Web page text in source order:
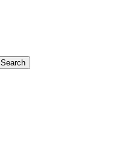
Search